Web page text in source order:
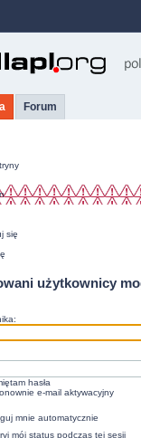
Forum
się
użytkownicy
hasła
e-mail aktywacyjny
mnie automatycznie
mój status podczas tej sesji